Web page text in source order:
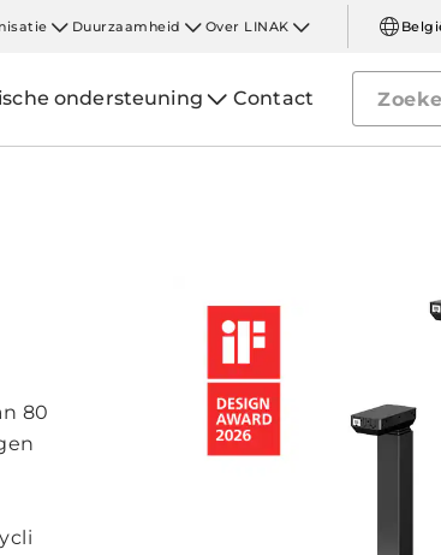
Duurzaamheid Over LINAK
ondersteuning Contact
80